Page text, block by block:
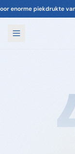
enorme piekdrukte